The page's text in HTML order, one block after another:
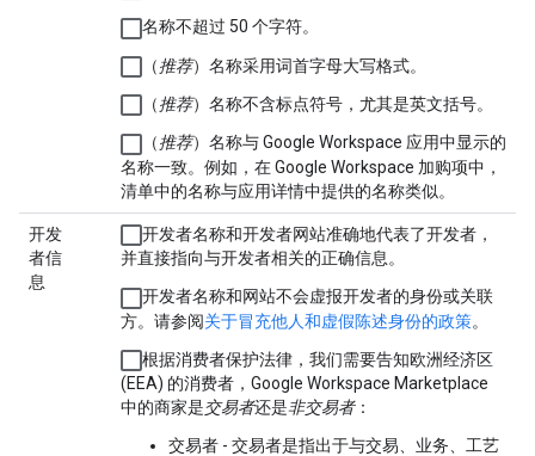
名称不超过 50 个字符。
（推荐）名称采用词首字母大写格式。
（推荐）名称不含标点符号，尤其是英文括号。
（推荐）名称与 Google Workspace 应用中显示的
名称一致。例如，在 Google Workspace 加购项中，
清单中的名称与应用详情中提供的名称类似。
开发
者信
息
开发者名称和开发者网站准确地代表了开发者，
并直接指向与开发者相关的正确信息。
开发者名称和网站不会虚报开发者的身份或关联
方。请参阅关于冒充他人和虚假陈述身份的政策。
根据消费者保护法律，我们需要告知欧洲经济区
(EEA) 的消费者，Google Workspace Marketplace
中的商家是交易者还是非交易者：
交易者 - 交易者是指出于与交易、业务、工艺